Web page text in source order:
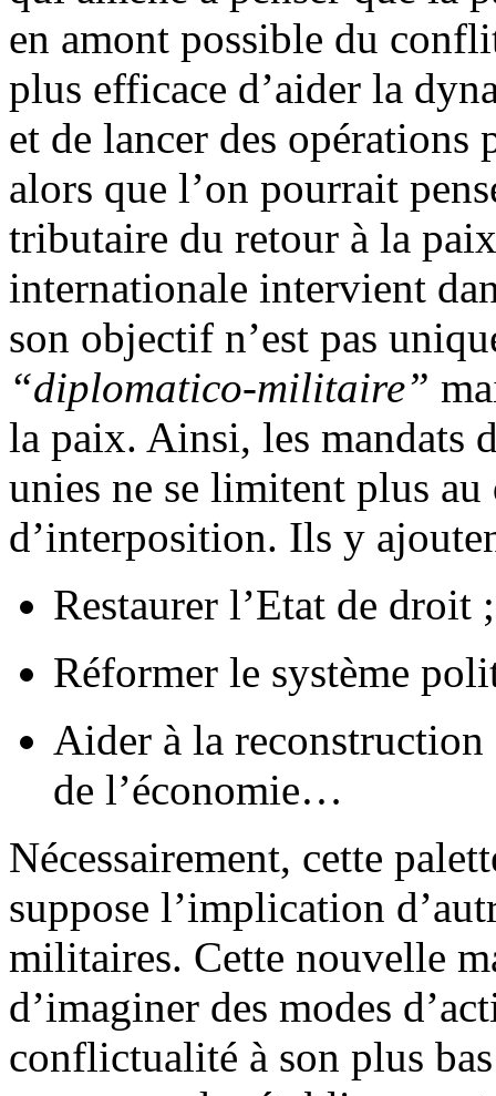
en amont possible du
plus efficace d’aider la
et de lancer des
alors que l’on pourrait
tributaire du retour à la
internationale intervient
son objectif n’est pas
“diplomatico-militaire”
la paix. Ainsi, les mandats
unies ne se limitent plus
d’interposition. Ils y
Restaurer l’Etat de droit ;
Réformer le système
Aider à la reconstruction
de l’économie…
Nécessairement, cette
suppose l’implication
militaires. Cette nouvelle
d’imaginer des modes
conflictualité à son plus